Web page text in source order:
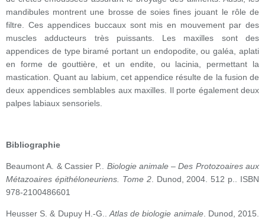
mandibules montrent une brosse de soies fines jouant le rôle de
filtre. Ces appendices buccaux sont mis en mouvement par des
muscles adducteurs très puissants. Les maxilles sont des
appendices de type biramé portant un endopodite, ou galéa, aplati
en forme de gouttière, et un endite, ou lacinia, permettant la
mastication. Quant au labium, cet appendice résulte de la fusion de
deux appendices semblables aux maxilles. Il porte également deux
palpes labiaux sensoriels.
Bibliographie
Beaumont A. & Cassier P.. Biologie animale – Des Protozoaires aux
Métazoaires épithéloneuriens. Tome 2. Dunod, 2004. 512 p.. ISBN
978-2100486601
Heusser S. & Dupuy H.-G.. Atlas de biologie animale. Dunod, 2015.